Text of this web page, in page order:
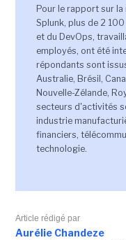
Pour le rapport sur
Splunk, plus de 2
et du DevOps,
employés, ont été
répondants sont
Australie, Brésil,
Nouvelle-Zélande,
secteurs d'activités
industrie
financiers,
technologie.
Article rédigé par
Aurélie Chandeze